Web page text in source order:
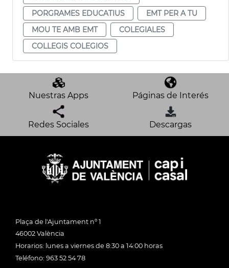
PORGRAMES EDUCATIUS
EMT PER A TU
MOU TE AMB EMT
COLEGIALES
COLLEGIS COLEGIOS
Nuestras Apps Páginas de Interés
Redes Sociales Descargas
Plaça de l'Ajuntament nº 1
46002 València
Horarios: lunes a viernes de 8:30 a 14:00 horas
Teléfono: 963 52 54 78